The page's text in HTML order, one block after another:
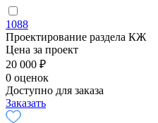
1088
Проектирование раздела КЖ
Цена за проект
20 000 ₽
0 оценок
Доступно для заказа
Заказать